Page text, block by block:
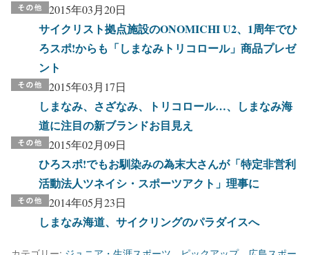
2015年03月20日
サイクリスト拠点施設のONOMICHI U2、1周年でひ
ろスポ!からも「しまなみトリコロール」商品プレゼ
ント
2015年03月17日
しまなみ、さざなみ、トリコロール…、しまなみ海
道に注目の新ブランドお目見え
2015年02月09日
ひろスポ!でもお馴染みの為末大さんが「特定非営利
活動法人ツネイシ・スポーツアクト」理事に
2014年05月23日
しまなみ海道、サイクリングのパラダイスへ